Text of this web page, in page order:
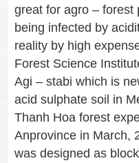
great for agro – forest
being infected by
reality by high
Forest Science
Agi – stabi which is
acid sulphate soil in
Thanh Hoa forest
Anprovince in March,
was designed as